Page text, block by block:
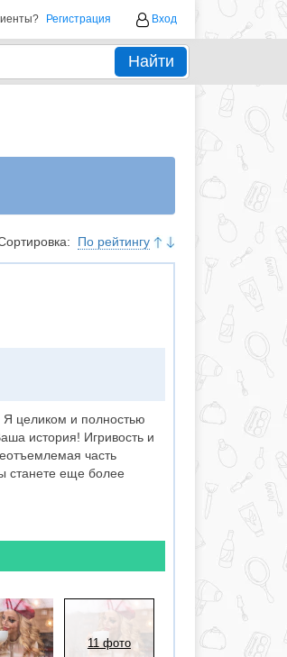
Регистрация Вход
Найти
По рейтингу
Я целиком и полностью
история! Игривость и
часть
станете еще более
11 фото